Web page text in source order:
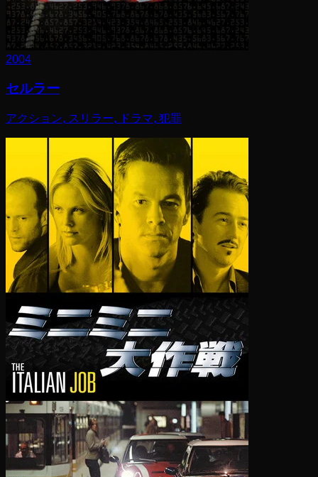
2004
セルラー
アクション, スリラー, ドラマ, 犯罪